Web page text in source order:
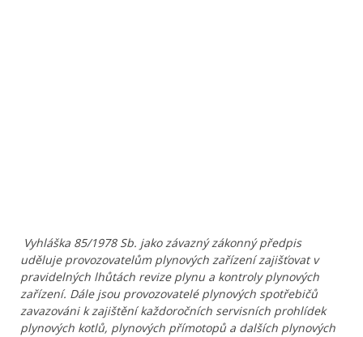
Vyhláška 85/1978 Sb. jako závazný zákonný předpis
uděluje provozovatelům plynových zařízení zajišťovat v
pravidelných lhůtách revize plynu a kontroly plynových
zařízení. Dále jsou provozovatelé plynových spotřebičů
zavazováni k zajištění každoročních servisních prohlídek
plynových kotlů, plynových přímotopů a dalších plynových